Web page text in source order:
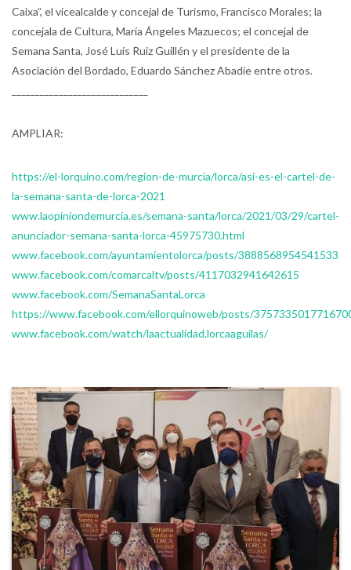
Caixa”, el vicealcalde y concejal de Turismo, Francisco Morales; la
concejala de Cultura, María Ángeles Mazuecos; el concejal de
Semana Santa, José Luís Ruiz Guillén y el presidente de la
Asociación del Bordado, Eduardo Sánchez Abadíe entre otros.
AMPLIAR:
https://el-lorquino.com/region-de-murcia/lorca/asi-es-el-cartel-de-
la-semana-santa-de-lorca-2021
www.laopiniondemurcia.es/semana-santa/lorca/2021/03/29/cartel-
anunciador-semana-santa-lorca-45975730.html
www.facebook.com/ayuntamientolorca/posts/3888568954541533
www.facebook.com/comarcaltv/posts/4117032941642615
www.facebook.com/SemanaSantaLorca
https://www.facebook.com/ellorquinoweb/posts/
www.facebook.com/watch/laactualidad.lorcaaguilas/